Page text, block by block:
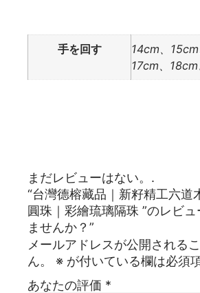
手を回す
14cm、15cm
17cm、
まだレビューはない。.
“台灣德榕藏品｜新籽精工六道
圓珠｜彩繪琉璃隔珠 ”のレビ
ませんか？”
メールアドレスが公開される
ん。
※ が付いている欄は必須
あなたの評価 *